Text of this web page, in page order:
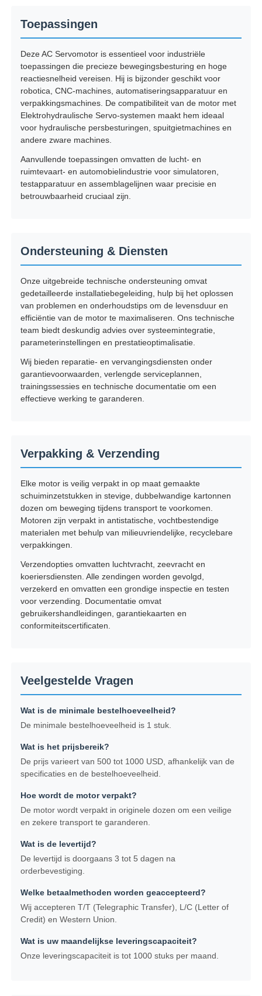
Toepassingen
Deze AC Servomotor is essentieel voor industriële
toepassingen die precieze bewegingsbesturing en hoge
reactiesnelheid vereisen. Hij is bijzonder geschikt voor
robotica, CNC-machines, automatiseringsapparatuur en
verpakkingsmachines. De compatibiliteit van de motor met
Elektrohydraulische Servo-systemen maakt hem ideaal
voor hydraulische persbesturingen, spuitgietmachines en
andere zware machines.
Aanvullende toepassingen omvatten de lucht- en
ruimtevaart- en automobielindustrie voor simulatoren,
testapparatuur en assemblagelijnen waar precisie en
betrouwbaarheid cruciaal zijn.
Ondersteuning & Diensten
Onze uitgebreide technische ondersteuning omvat
gedetailleerde installatiebegeleiding, hulp bij het oplossen
van problemen en onderhoudstips om de levensduur en
efficiëntie van de motor te maximaliseren. Ons technische
team biedt deskundig advies over systeemintegratie,
parameterinstellingen en prestatieoptimalisatie.
Wij bieden reparatie- en vervangingsdiensten onder
garantievoorwaarden, verlengde serviceplannen,
trainingssessies en technische documentatie om een
effectieve werking te garanderen.
Verpakking & Verzending
Elke motor is veilig verpakt in op maat gemaakte
schuiminzetstukken in stevige, dubbelwandige kartonnen
dozen om beweging tijdens transport te voorkomen.
Motoren zijn verpakt in antistatische, vochtbestendige
materialen met behulp van milieuvriendelijke, recyclebare
verpakkingen.
Verzendopties omvatten luchtvracht, zeevracht en
koeriersdiensten. Alle zendingen worden gevolgd,
verzekerd en omvatten een grondige inspectie en testen
voor verzending. Documentatie omvat
gebruikershandleidingen, garantiekaarten en
conformiteitscertificaten.
Veelgestelde Vragen
Wat is de minimale bestelhoeveelheid?
De minimale bestelhoeveelheid is 1 stuk.
Wat is het prijsbereik?
De prijs varieert van 500 tot 1000 USD, afhankelijk van de
specificaties en de bestelhoeveelheid.
Hoe wordt de motor verpakt?
De motor wordt verpakt in originele dozen om een veilige
en zekere transport te garanderen.
Wat is de levertijd?
De levertijd is doorgaans 3 tot 5 dagen na
orderbevestiging.
Welke betaalmethoden worden geaccepteerd?
Wij accepteren T/T (Telegraphic Transfer), L/C (Letter of
Credit) en Western Union.
Wat is uw maandelijkse leveringscapaciteit?
Onze leveringscapaciteit is tot 1000 stuks per maand.